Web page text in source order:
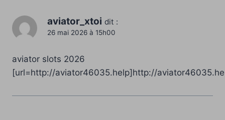
aviator_xtoi dit :
26 mai 2026 à 15h00
aviator slots 2026
[url=http://aviator46035.help]http://